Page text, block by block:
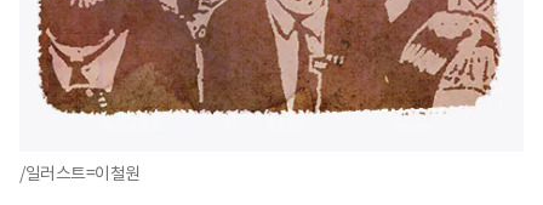
/일러스트=이철원